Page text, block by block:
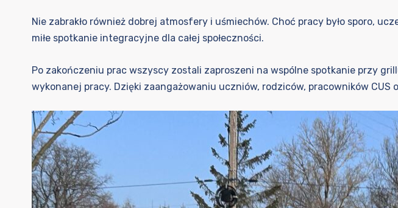
Nie zabrakło również dobrej atmosfery i uśmiechów. Choć pracy było sporo,
miłe spotkanie integracyjne dla całej społeczności.
Po zakończeniu prac wszyscy zostali zaproszeni na wspólne spotkanie przy
wykonanej pracy. Dzięki zaangażowaniu uczniów, rodziców, pracowników